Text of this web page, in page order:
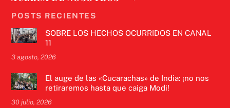
POSTS RECIENTES
SOBRE LOS HECHOS OCURRIDOS EN CANAL
11
3 agosto, 2026
El auge de las «Cucarachas» de India: ¡no nos
retiraremos hasta que caiga Modi!
30 julio, 2026